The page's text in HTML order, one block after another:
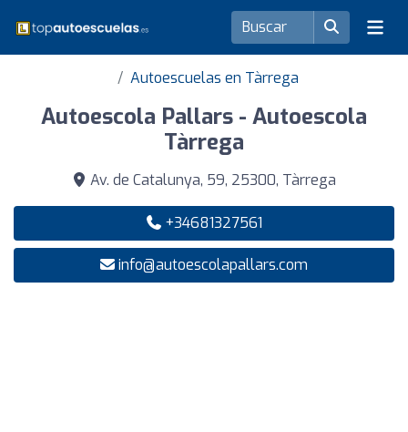
Autoescuelas en Tàrrega
Autoescola Pallars - Autoescola
Tàrrega
Av. de Catalunya, 59, 25300, Tàrrega
+34681327561
info@autoescolapallars.com